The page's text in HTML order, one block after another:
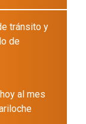
tránsito y
de
al mes